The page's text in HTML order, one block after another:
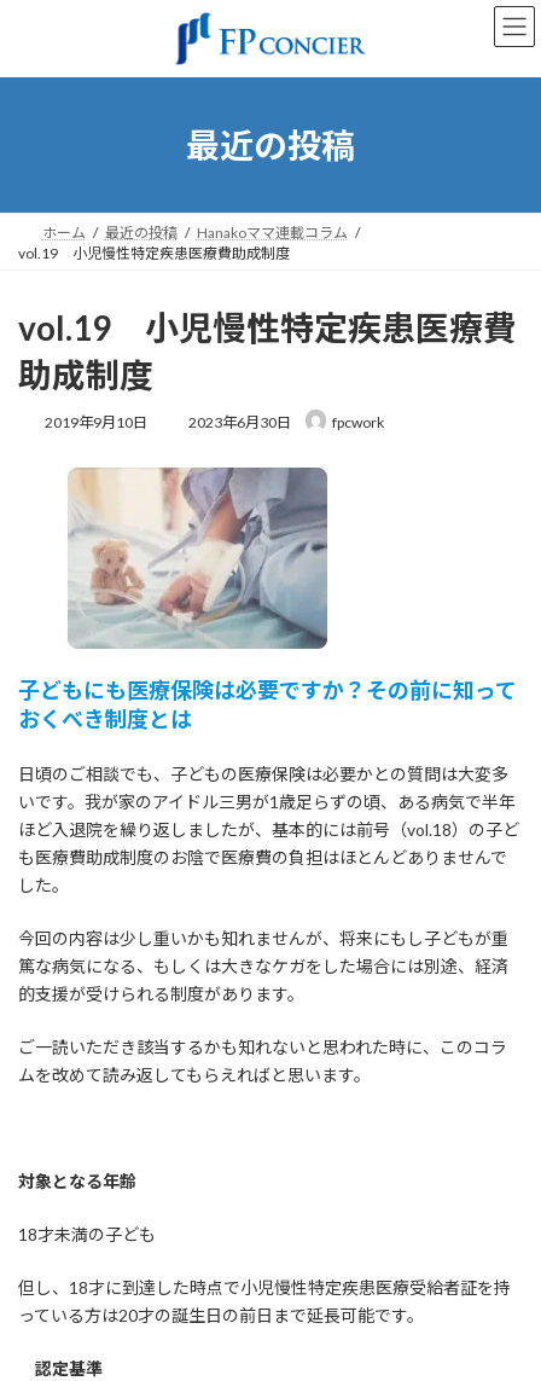
ン
ー
最近の投稿
ホーム 最近の投稿
Hanakoママ連載コラム
vol.19 小児慢性特定疾患医療費助成制度
vol.19 小児慢性特定疾患医療費
助成制度
2019年9月10日
最
新
日
時
:
2023年6月30日 fpcwork
子どもにも医療保険は必要ですか？その前に知って
おくべき制度とは
日頃のご相談でも、子どもの医療保険は必要かとの質問は大変多
いです。我が家のアイドル三男が1歳足らずの頃、ある病気で半年
ほど入退院を繰り返しましたが、基本的には前号（vol.18）の子ど
も医療費助成制度のお陰で医療費の負担はほとんどありませんで
した。
今回の内容は少し重いかも知れませんが、将来にもし子どもが重
篤な病気になる、もしくは大きなケガをした場合には別途、経済
的支援が受けられる制度があります。
ご一読いただき該当するかも知れないと思われた時に、このコラ
ムを改めて読み返してもらえればと思います。
対象となる年齢
18才未満の子ども
但し、18才に到達した時点で小児慢性特定疾患医療受給者証を持
っている方は20才の誕生日の前日まで延長可能です。
認定基準